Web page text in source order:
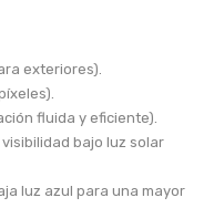
exteriores).
fluida y eficiente).
bajo luz solar
luz azul para una mayor